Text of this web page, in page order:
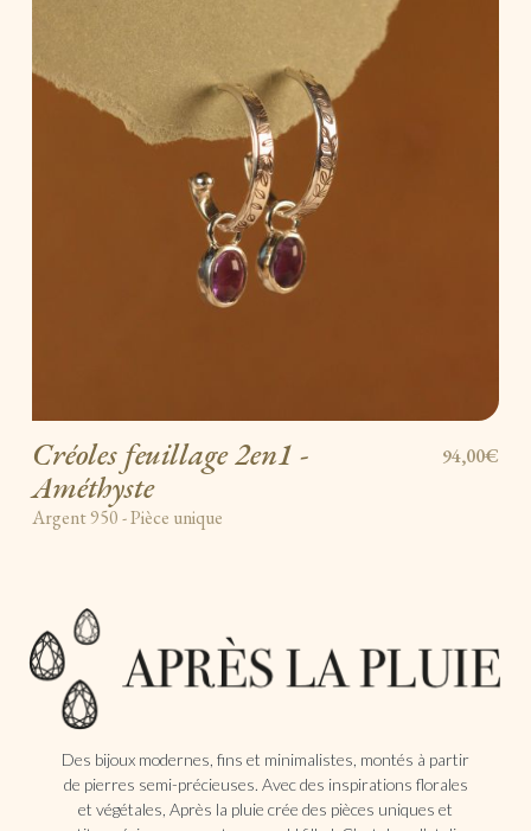
Créoles feuillage 2en1 -
Améthyste
94,00€
Argent 950 - Pièce unique
Des bijoux modernes, fins et minimalistes, montés à partir
de pierres semi-précieuses. Avec des inspirations florales
et végétales, Après la pluie crée des pièces uniques et